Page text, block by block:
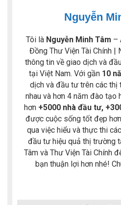
Nguyễn
Tôi là Nguyễn Minh Tâm –
Đồng Thư Viện Tài Chính |
thông tin về giao dịch và
tại Việt Nam. Với gần 10
dịch và đầu tư trên các thị
nhau và hơn 4 năm đào tạo
hơn +5000 nhà đầu tư,
được cuộc sống tốt đẹp
qua việc hiểu và thực thi
đầu tư hiệu quả thị trường
Tâm và Thư Viện Tài Chính
bạn thuận lợi hơn nhé!